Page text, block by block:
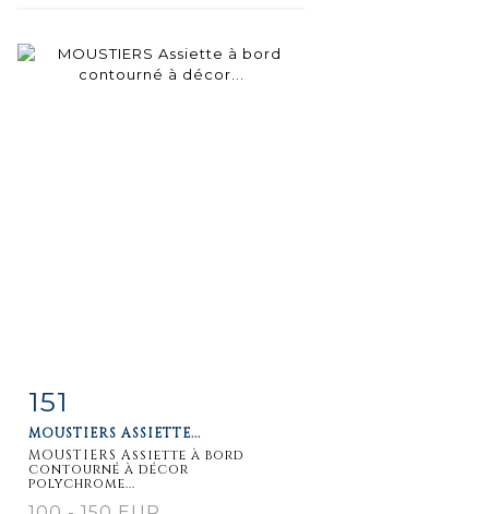
Item detail
151
MOUSTIERS ASSIETTE...
MOUSTIERS Assiette à bord
contourné à décor
polychrome...